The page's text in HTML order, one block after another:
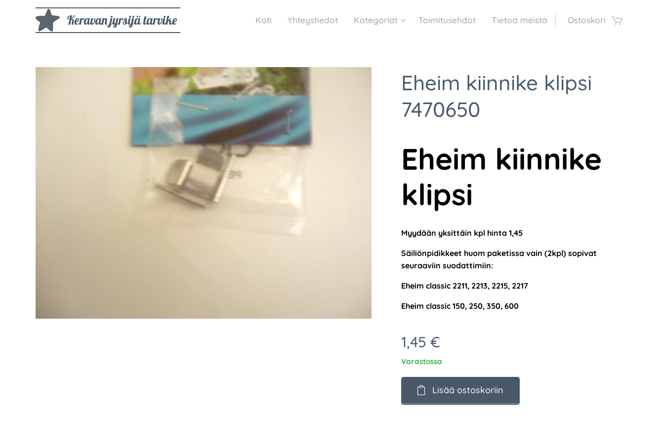
Keravan jyrsijä tarvike Koti Yhteystiedot Kategoriat Toimitusehdot Tietoa meistä Ostoskori
Eheim kiinnike klipsi
7470650
Eheim kiinnike
klipsi
Myydään yksittäin kpl hinta 1,45
Säiliönpidikkeet huom paketissa vain (2kpl) sopivat
seuraaviin suodattimiin:
Eheim classic 2211, 2213, 2215, 2217
Eheim classic 150, 250, 350, 600
1,45 €
Varastossa
Lisää ostoskoriin